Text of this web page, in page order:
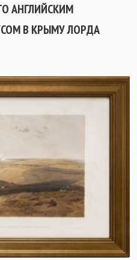
АНГЛИЙСКИМ
В КРЫМУ ЛОРДА